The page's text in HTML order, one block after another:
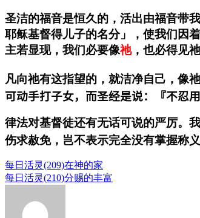
圣洁的福音是恒久的，活出由福音带
耶稣基督得儿子的名分」，使我们因
主若显现，我们必要像祂，也必得见祂
凡向祂有这指望的，就洁净自己，像
可动手打子女，而圣经是说：『不忍
律法对基督徒还有无话可说的严厉。
伤求赦免，岂不表示完全没有掌握称
每日活灵(209)在神的家
每日活灵(210)分赐的丰富